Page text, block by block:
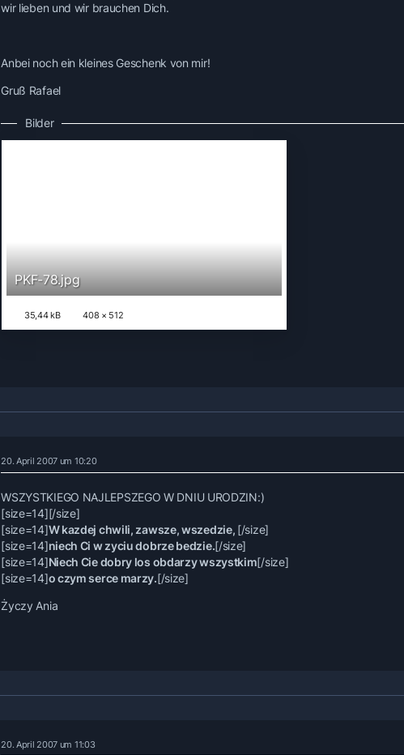
wir lieben und wir brauchen Dich.
Anbei noch ein kleines Geschenk von mir!
Gruß Rafael
Bilder
PKF-78.jpg
35,44 kB 408 × 512
20. April 2007 um 10:20
WSZYSTKIEGO NAJLEPSZEGO W DNIU URODZIN:)
[size=14][/size]
[size=14]W kazdej chwili, zawsze, wszedzie, [/size]
[size=14]niech Ci w zyciu dobrze bedzie.[/size]
[size=14]Niech Cie dobry los obdarzy wszystkim[/size]
[size=14]o czym serce marzy.[/size]
Życzy Ania
20. April 2007 um 11:03